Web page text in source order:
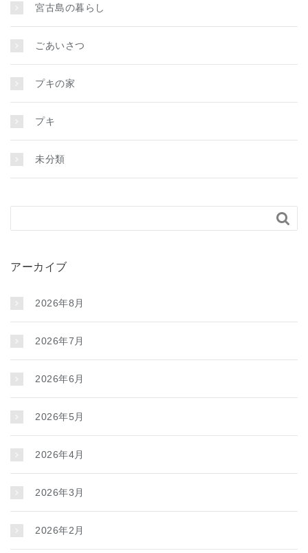
宮古島の暮らし
ごあいさつ
プキの家
プキ
未分類

アーカイブ
2026年8月
2026年7月
2026年6月
2026年5月
2026年4月
2026年3月
2026年2月